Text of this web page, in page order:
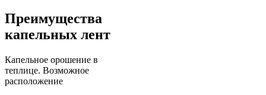
Преимущества
капельных лент
Капельное орошение в
теплице. Возможное
расположение